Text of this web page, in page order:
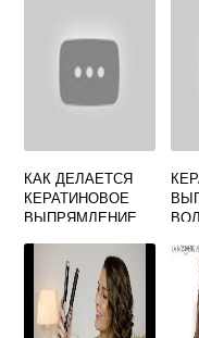
КАК ДЕЛАЕТСЯ
КЕРАТИНОВОЕ
ВЫПРЯМЛЕНИЕ